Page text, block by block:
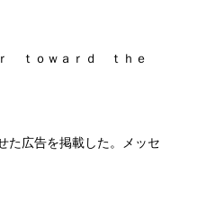
ｒ ｔｏｗａｒｄ ｔｈｅ
た広告を掲載した。メッセ